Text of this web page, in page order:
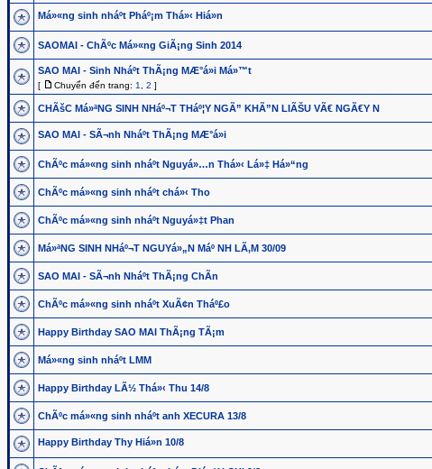
Má»«ng sinh nháº­t Pháº¡m Thá»‹ Hiá»n
SAOMAI - ChÃºc Má»«ng GiÃ¡ng Sinh 2014
SAO MAI - Sinh Nháº­t ThÃ¡ng MÆ°á»i Má»™t
[ Chuyển đến trang: 1 2 ]
CHÃšC Má»ªNG SINH NHáº¬T THáº¦Y NGÃ” KHÃ”N LIÃŠU VÃ€ NGÃ€Y N
SAO MAI - SÃ¬nh Nháº­t ThÃ¡ng MÆ°á»i
ChÃºc má»«ng sinh nháº­t Nguyá»…n Thá»‹ Lá»‡ Há»“ng
ChÃºc má»«ng sinh nháº­t chá»‹ Tho
ChÃºc má»«ng sinh nháº­t Nguyá»‡t Phan
Má»ªNG SINH NHáº¬T NGUYá»„N Máº NH LÃ‚M 30/09
SAO MAI - SÃ¬nh Nháº­t ThÃ¡ng ChÃ­n
ChÃºc má»«ng sinh nháº­t XuÃ¢n Tháº£o
Happy Birthday SAO MAI ThÃ¡ng TÃ¡m
Má»«ng sinh nháº­t LMM
Happy Birthday LÃ½ Thá»‹ Thu 14/8
ChÃºc má»«ng sinh nháº­t anh XECURA 13/8
Happy Birthday Thy Hiá»n 10/8